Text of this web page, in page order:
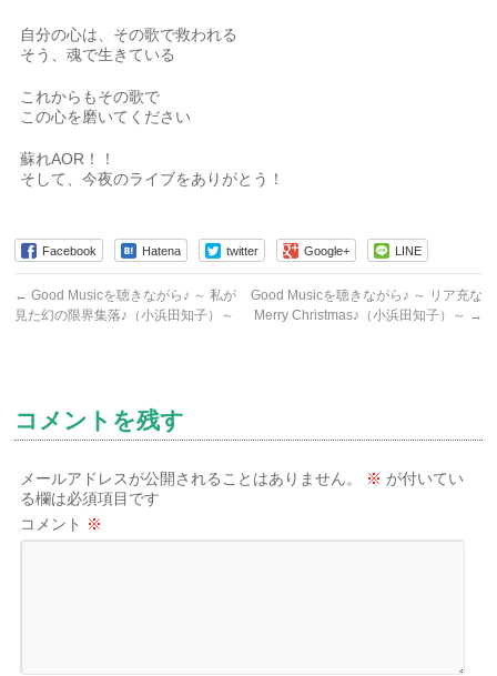
自分の心は、その歌で救われる
そう、魂で生きている
これからもその歌で
この心を磨いてください
蘇れAOR！！
そして、今夜のライブをありがとう！
Facebook Hatena twitter Google+ LINE
← Good Musicを聴きながら♪ ～ 私が
見た幻の限界集落♪（小浜田知子）～
Good Musicを聴きながら♪ ～ リア充な
Merry Christmas♪（小浜田知子）～ →
コメントを残す
メールアドレスが公開されることはありません。 ※ が付いてい
る欄は必須項目です
コメント ※